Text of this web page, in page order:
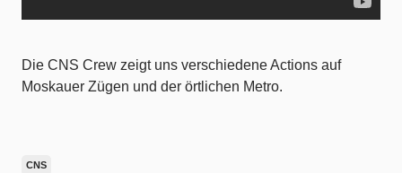
Die CNS Crew zeigt uns verschiedene Actions auf
Moskauer Zügen und der örtlichen Metro.
CNS